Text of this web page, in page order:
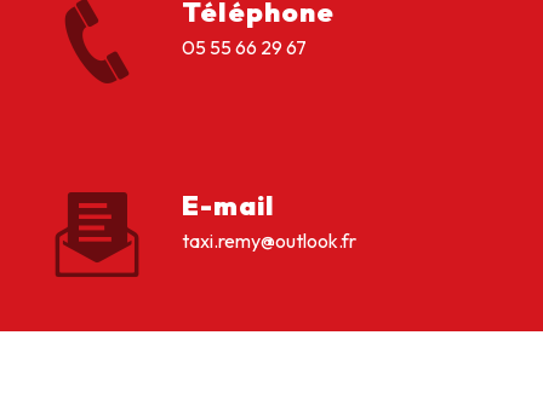
Téléphone
05 55 66 29 67
E-mail
taxi.remy@outlook.fr